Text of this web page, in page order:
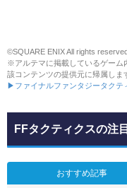
©SQUARE ENIX All rights
※アルテマに掲載しているゲーム
該コンテンツの提供元に帰属しま
▶ファイナルファンタジータクテ
FFタクティクスの注
おすすめ記事